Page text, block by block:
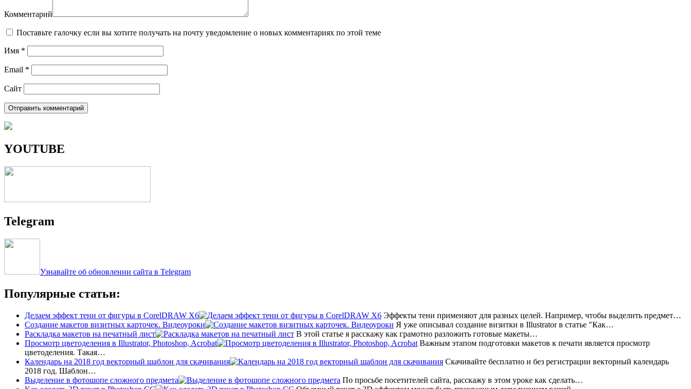
Комментарий
Поставьте галочку если вы хотите получать на почту уведомление о новых комментариях по этой теме
Имя *
Email *
Сайт
YOUTUBE
Telegram
Узнавайте об обновлении сайта в Telegram
Популярные статьи:
Делаем эффект тени от фигуры в CorelDRAW X6
Эффекты тени применяют для разных целей. Например, чтобы выделить предмет…
Создание макетов визитных карточек. Видеоуроки
Я уже описывал создание визитки в Illustrator в статье "Как…
Раскладка макетов на печатный лист
В этой статье я расскажу как грамотно разложить готовые макеты…
Просмотр цветоделения в Illustrator, Photoshop, Acrobat
Важным этапом подготовки макетов к печати является просмотр
цветоделения. Такая…
Календарь на 2018 год векторный шаблон для скачивания
Скачивайте бесплатно и без регистрации векторный календарь
2018 год. Шаблон…
Выделение в фотошопе сложного предмета
По просьбе посетителей сайта, расскажу в этом уроке как сделать…